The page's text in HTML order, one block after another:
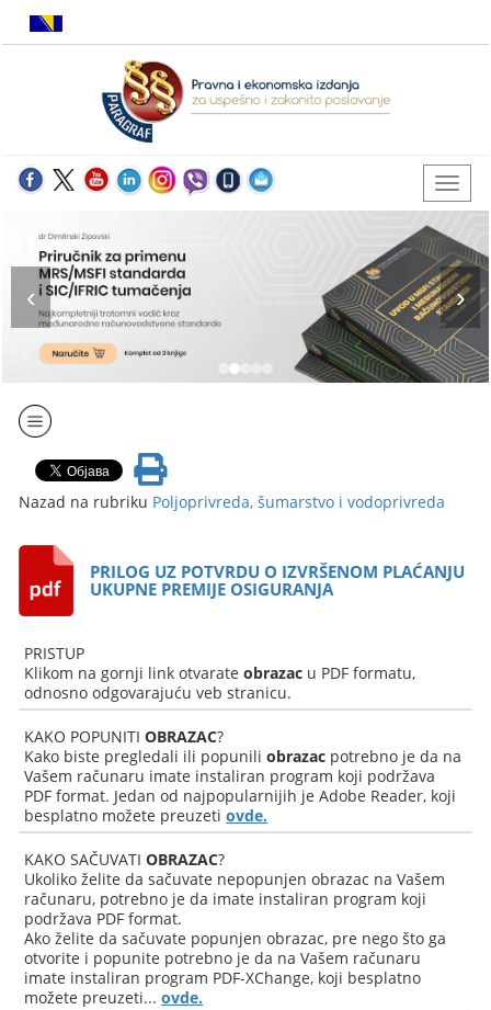
Nazad na rubriku Poljoprivreda, šumarstvo i vodoprivreda
PRILOG UZ POTVRDU O IZVRŠENOM PLAĆANJU
UKUPNE PREMIJE OSIGURANJA
PRISTUP
Klikom na gornji link otvarateobrazac u PDF formatu,
odnosno odgovarajuću veb stranicu.
KAKO POPUNITIOBRAZAC?
Kako biste pregledali ili popuniliobrazac potrebno je da na
Vašem računaru imate instaliran program koji podržava
PDF format. Jedan od najpopularnijih je Adobe Reader, koji
besplatno možete preuzetiovde.
KAKO SAČUVATIOBRAZAC?
Ukoliko želite da sačuvate nepopunjen obrazac na Vašem
računaru, potrebno je da imate instaliran program koji
podržava PDF format.
Ako želite da sačuvate popunjen obrazac, pre nego što ga
otvorite i popunite potrebno je da na Vašem računaru
imate instaliran program PDF-XChange, koji besplatno
možete preuzeti...ovde.